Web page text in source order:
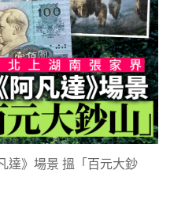
達》場景 搵「百元大鈔